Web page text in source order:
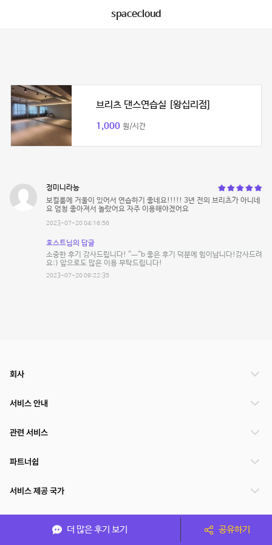
spacecloud
브리츠 댄스연습실 [왕십리점]
1,000 원/시간
정미니라능
보컬룸에 거울이 있어서 연습하기 좋네요!!!!! 3년 전의 브리츠가 아니네
요 엄청 좋아져서 놀랐어요 자주 이용해야겠어요
2023-07-20 04:16:56
호스트님의 답글
소중한 후기 감사드립니다! ^ㅡ^b 좋은 후기 덕분에 힘이납니다!감사드려
요:) 앞으로도 많은 이용 부탁드립니다!
2023-07-20 09:22:35
더 많은 후기 보기 공유하기
회사
서비스 안내
관련 서비스
파트너쉽
서비스 제공 국가
(주)NSPACE 사업자정보